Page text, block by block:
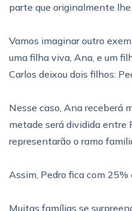
parte que originalmente lhe
Vamos imaginar outro
uma filha viva, Ana, e um
Carlos deixou dois filhos:
Nesse caso, Ana receberá
metade será dividida entre
representarão o ramo
Assim, Pedro fica com 25%
Muitas famílias se